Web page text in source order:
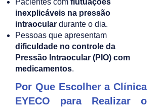
Pacientes com flutuações
inexplicáveis na pressão
intraocular durante o dia.
Pessoas que apresentam
dificuldade no controle da
Pressão Intraocular (PIO) com
medicamentos.
Por Que Escolher a Clínica
EYECO para Realizar o